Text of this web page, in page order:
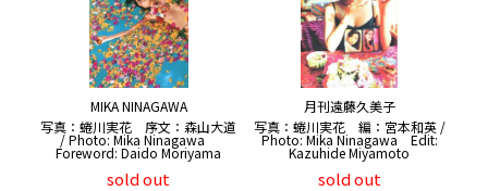
MIKA NINAGAWA
写真：蜷川実花 序文：森山大道
/ Photo: Mika Ninagawa
Foreword: Daido Moriyama
sold out
月刊遠藤久美子
写真：蜷川実花 編：宮本和英 /
Photo: Mika Ninagawa Edit:
Kazuhide Miyamoto
sold out